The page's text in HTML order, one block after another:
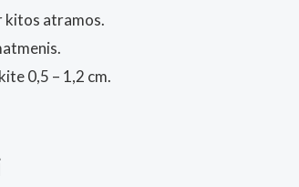
kitos atramos.
0,5 – 1,2 cm.